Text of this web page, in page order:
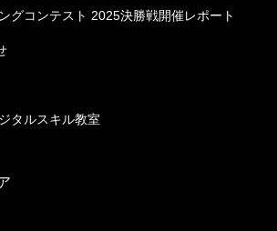
グコンテスト 2025決勝戦開催レポート
タルスキル教室